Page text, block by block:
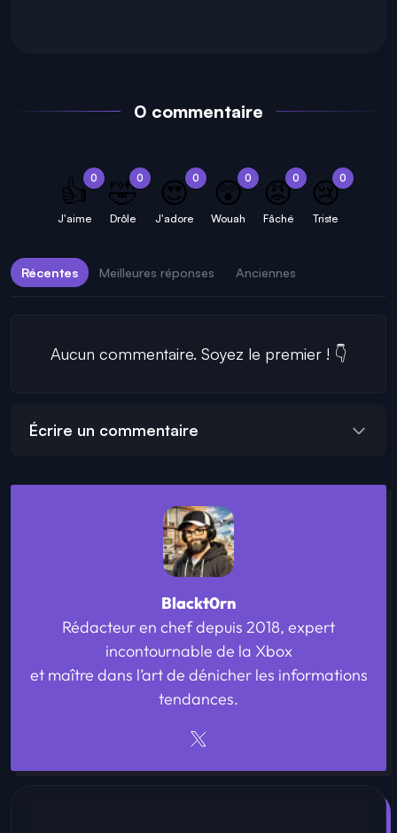
0 commentaire
0
👍
J'aime
0
🤣
Drôle
0
😍
J'adore
0
😲
Wouah
0
😡
Fâché
0
😢
Triste
Récentes Meilleures réponses Anciennes
Aucun commentaire. Soyez le premier ! 👇
Écrire un commentaire
Blackt0rn
Rédacteur en chef depuis 2018, expert
incontournable de la Xbox
et maître dans l’art de dénicher les informations
tendances.